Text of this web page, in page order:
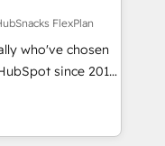
our bright
mentality, we
tell us
digital
FlexPlan
who've chosen
since 2014
value...
fixing existing